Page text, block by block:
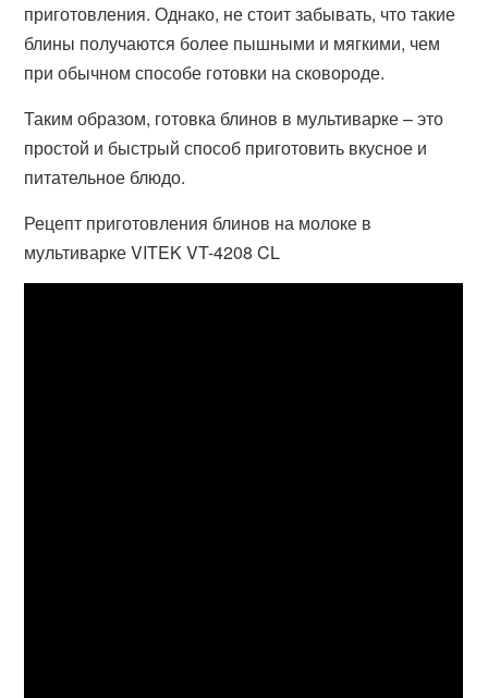
приготовления. Однако, не стоит забывать, что такие
блины получаются более пышными и мягкими, чем
при обычном способе готовки на сковороде.
Таким образом, готовка блинов в мультиварке – это
простой и быстрый способ приготовить вкусное и
питательное блюдо.
Рецепт приготовления блинов на молоке в
мультиварке VITEK VT-4208 CL